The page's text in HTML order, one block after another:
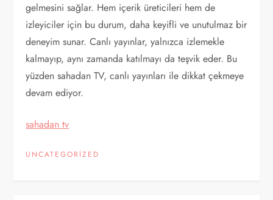
gelmesini sağlar. Hem içerik üreticileri hem de
izleyiciler için bu durum, daha keyifli ve unutulmaz bir
deneyim sunar. Canlı yayınlar, yalnızca izlemekle
kalmayıp, aynı zamanda katılmayı da teşvik eder. Bu
yüzden sahadan TV, canlı yayınları ile dikkat çekmeye
devam ediyor.
sahadan tv
UNCATEGORIZED